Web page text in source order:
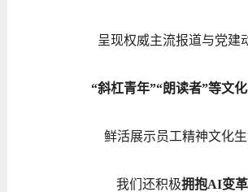
呈现权威主流报道与党建
“斜杠青年”“朗读者”等文
鲜活展示员工精神文化
我们还积极拥抱AI变革